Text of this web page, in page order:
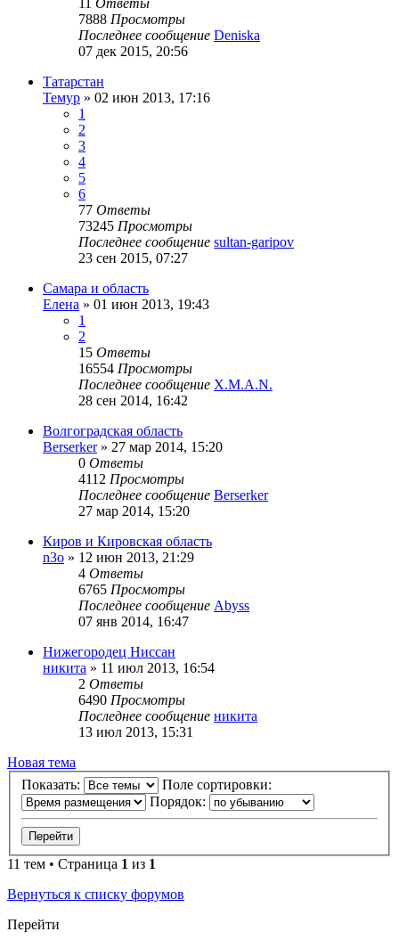
7888 Просмотры
Последнее сообщение Deniska
07 дек 2015, 20:56
Татарстан
Темур » 02 июн 2013, 17:16
1
2
3
4
5
6
77 Ответы
73245 Просмотры
Последнее сообщение sultan-garipov
23 сен 2015, 07:27
Самара и область
Елена » 01 июн 2013, 19:43
1
2
15 Ответы
16554 Просмотры
Последнее сообщение X.M.A.N.
28 сен 2014, 16:42
Волгоградская область
Berserker» 27 мар 2014, 15:20
0 Ответы
4112 Просмотры
Последнее сообщение Berserker
27 мар 2014, 15:20
Киров и Кировская область
n3o » 12 июн 2013, 21:29
4 Ответы
6765 Просмотры
Последнее сообщение Abyss
07 янв 2014, 16:47
Нижегородец Ниссан
никита » 11 июл 2013, 16:54
2 Ответы
6490 Просмотры
Последнее сообщение никита
13 июл 2013, 15:31
Новая тема
Показать:
Поле сортировки:
Порядок:
11 тем • Страница 1 из 1
Вернуться к списку форумов
Перейти